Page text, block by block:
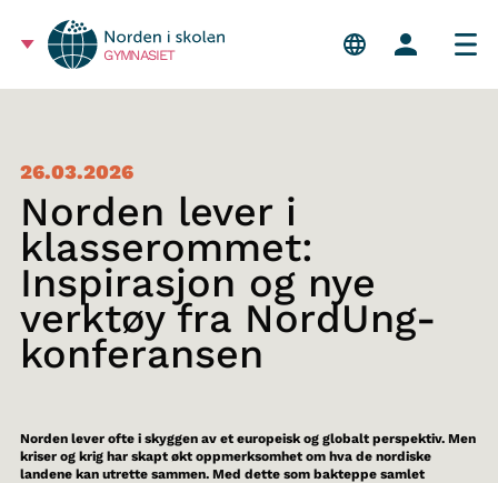
GYMNASIET
26.03.2026
Norden lever i
klasserommet:
Inspirasjon og nye
verktøy fra NordUng-
konferansen
Norden lever ofte i skyggen av et europeisk og globalt perspektiv. Men
kriser og krig har skapt økt oppmerksomhet om hva de nordiske
landene kan utrette sammen. Med dette som bakteppe samlet